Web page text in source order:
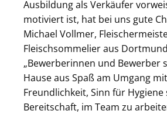
Ausbildung als Verkäufer
motiviert ist, hat bei uns gute
Michael Vollmer,
Fleischsommelier aus
„Bewerberinnen und Bewerber
Hause aus Spaß am Umgang
Freundlichkeit, Sinn für Hygiene
Bereitschaft, im Team zu